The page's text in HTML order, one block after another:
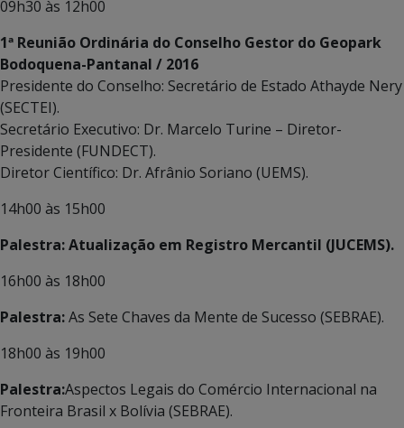
09h30 às 12h00
1ª Reunião Ordinária do Conselho Gestor do Geopark
Bodoquena-Pantanal / 2016
Presidente do Conselho: Secretário de Estado Athayde Nery
(SECTEI).
Secretário Executivo: Dr. Marcelo Turine – Diretor-
Presidente (FUNDECT).
Diretor Científico: Dr. Afrânio Soriano (UEMS).
14h00 às 15h00
Palestra: Atualização em Registro Mercantil (JUCEMS).
16h00 às 18h00
Palestra:As Sete Chaves da Mente de Sucesso (SEBRAE).
18h00 às 19h00
Palestra:Aspectos Legais do Comércio Internacional na
Fronteira Brasil x Bolívia (SEBRAE).